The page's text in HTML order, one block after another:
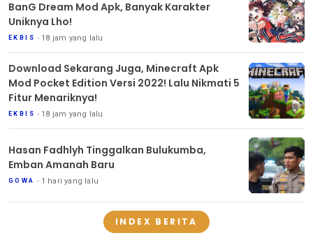
BanG Dream Mod Apk, Banyak Karakter
Uniknya Lho!
EKBIS 18 jam yang lalu
Download Sekarang Juga, Minecraft Apk
Mod Pocket Edition Versi 2022! Lalu Nikmati 5
Fitur Menariknya!
EKBIS 18 jam yang lalu
Hasan Fadhlyh Tinggalkan Bulukumba,
Emban Amanah Baru
GOWA 1 hari yang lalu
INDEX BERITA